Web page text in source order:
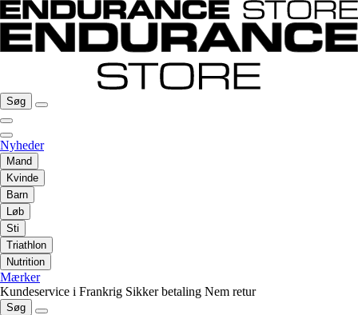
Søg
Nyheder
Mand
Kvinde
Barn
Løb
Sti
Triathlon
Nutrition
Mærker
Kundeservice i Frankrig Sikker betaling Nem retur
Søg